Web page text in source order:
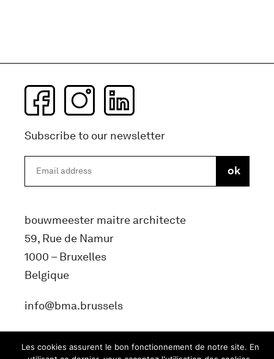
Subscribe to our newsletter
bouwmeester maitre architecte
59, Rue de Namur
1000 – Bruxelles
Belgique
info@bma.brussels
Les cookies assurent le bon fonctionnement de notre site. En